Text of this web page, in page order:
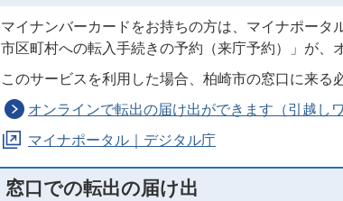
マイナンバーカードをお持ちの方は、マイナポー
市区町村への転入手続きの予約（来庁予約）」が、
このサービスを利用した場合、柏崎市の窓口に来る
オンラインで転出の届け出ができます（引越し
マイナポータル｜デジタル庁
窓口での転出の届け出